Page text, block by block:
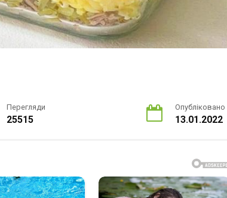
Перегляди
25515
Опубліковано
13.01.2022